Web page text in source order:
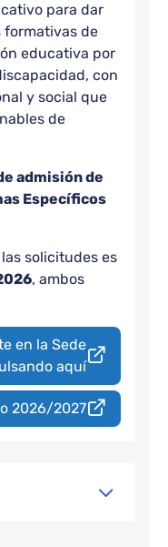
para dar
formativas de
educativa por
con
y social que
de
admisión de
Específicos
solicitudes es
, ambos
en la Sede
aquí
2026/2027